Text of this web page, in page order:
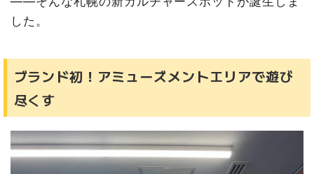
した。
ブランド初！アミューズメントエリアで遊び
尽くす